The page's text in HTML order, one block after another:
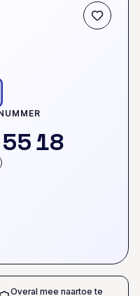
5518
Overal mee naartoe te